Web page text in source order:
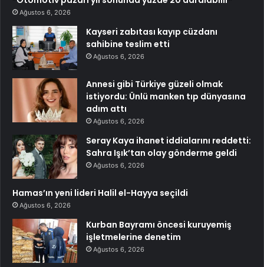
Ağustos 6, 2026
Kayseri zabıtası kayıp cüzdanı
sahibine teslim etti
Ağustos 6, 2026
Annesi gibi Türkiye güzeli olmak
istiyordu: Ünlü manken tıp dünyasına
adım attı
Ağustos 6, 2026
Seray Kaya ihanet iddialarını reddetti:
Sahra Işık’tan olay gönderme geldi
Ağustos 6, 2026
Hamas’ın yeni lideri Halil el-Hayya seçildi
Ağustos 6, 2026
Kurban Bayramı öncesi kuruyemiş
işletmelerine denetim
Ağustos 6, 2026